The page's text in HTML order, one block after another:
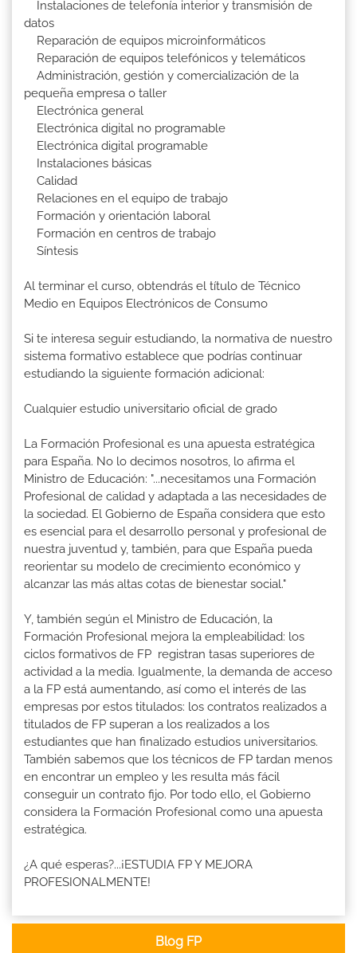
Instalaciones de telefonía interior y transmisión de
datos
Reparación de equipos microinformáticos
Reparación de equipos telefónicos y telemáticos
Administración, gestión y comercialización de la
pequeña empresa o taller
Electrónica general
Electrónica digital no programable
Electrónica digital programable
Instalaciones básicas
Calidad
Relaciones en el equipo de trabajo
Formación y orientación laboral
Formación en centros de trabajo
Síntesis
Al terminar el curso, obtendrás el título de Técnico
Medio en Equipos Electrónicos de Consumo
Si te interesa seguir estudiando, la normativa de nuestro
sistema formativo establece que podrías continuar
estudiando la siguiente formación adicional:
Cualquier estudio universitario oficial de grado
La Formación Profesional es una apuesta estratégica
para España. No lo decimos nosotros, lo afirma el
Ministro de Educación: "...necesitamos una Formación
Profesional de calidad y adaptada a las necesidades de
la sociedad. El Gobierno de España considera que esto
es esencial para el desarrollo personal y profesional de
nuestra juventud y, también, para que España pueda
reorientar su modelo de crecimiento económico y
alcanzar las más altas cotas de bienestar social."
Y, también según el Ministro de Educación, la
Formación Profesional mejora la empleabilidad: los
ciclos formativos de FP registran tasas superiores de
actividad a la media. Igualmente, la demanda de acceso
a la FP está aumentando, así como el interés de las
empresas por estos titulados: los contratos realizados a
titulados de FP superan a los realizados a los
estudiantes que han finalizado estudios universitarios.
También sabemos que los técnicos de FP tardan menos
en encontrar un empleo y les resulta más fácil
conseguir un contrato fijo. Por todo ello, el Gobierno
considera la Formación Profesional como una apuesta
estratégica.
¿A qué esperas?...¡ESTUDIA FP Y MEJORA
PROFESIONALMENTE!
Blog FP